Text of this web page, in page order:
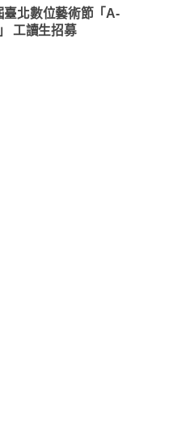
臺北數位藝術節「A-
工讀生招募